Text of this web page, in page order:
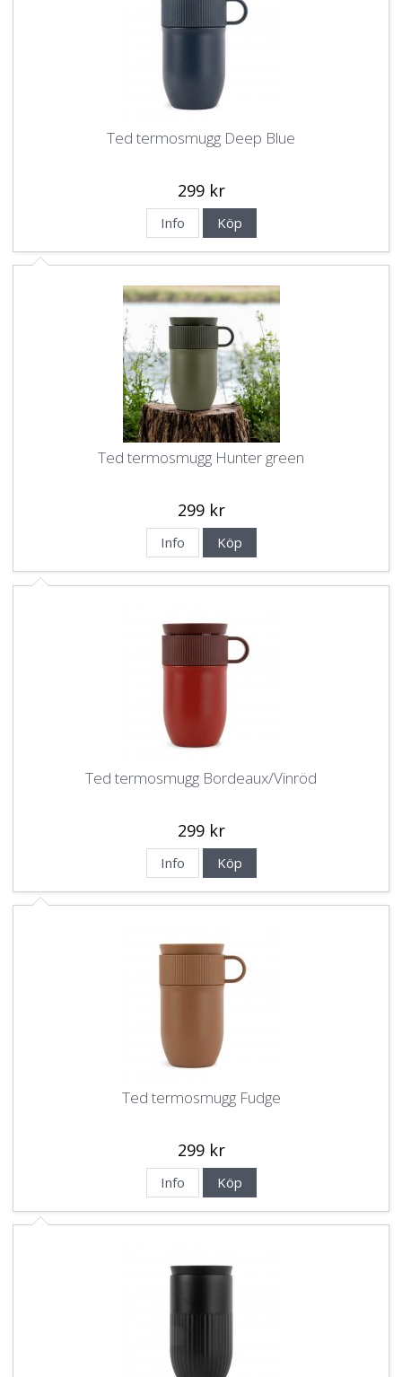
Ted termosmugg Deep Blue
299 kr
Info Köp
Ted termosmugg Hunter green
299 kr
Info Köp
Ted termosmugg Bordeaux/Vinröd
299 kr
Info Köp
Ted termosmugg Fudge
299 kr
Info Köp